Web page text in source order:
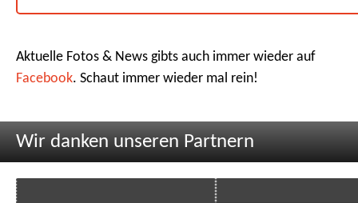
Aktuelle Fotos & News gibts auch immer wieder auf
Facebook. Schaut immer wieder mal rein!
Wir danken unseren Partnern